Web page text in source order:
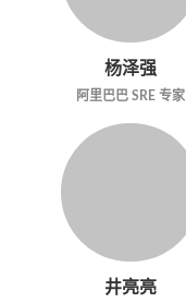
杨泽强
阿里巴巴 SRE 专家
井亮亮